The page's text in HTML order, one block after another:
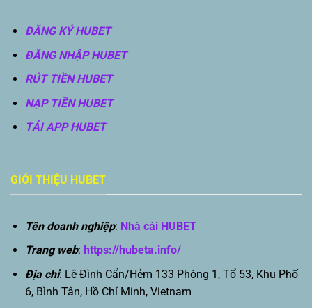
ĐĂNG KÝ HUBET
ĐĂNG NHẬP HUBET
RÚT TIỀN HUBET
NẠP TIỀN HUBET
TẢI APP HUBET
GIỚI THIỆU HUBET
Tên doanh nghiệp: Nhà cái HUBET
Trang web: https://hubeta.info/
Địa chỉ: Lê Đình Cẩn/Hẻm 133 Phòng 1, Tổ 53, Khu Phố
6, Bình Tân, Hồ Chí Minh, Vietnam